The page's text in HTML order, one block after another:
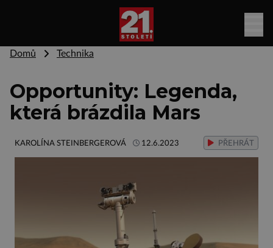
Domů Technika
Opportunity: Legenda,
která brázdila Mars
KAROLÍNA STEINBERGEROVÁ 12.6.2023 PŘEHRÁT